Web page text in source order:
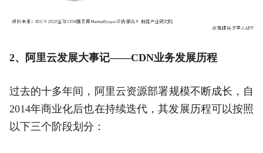
2、阿里云发展大事记——CDN业务发展历程
过去的十多年间，阿里云资源部署规模不断成长，自
2014年商业化后也在持续迭代，其发展历程可以按照
以下三个阶段划分：